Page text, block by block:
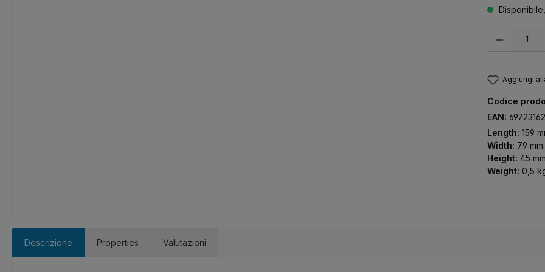
Quantità del
Aggiungi
Codice
EAN:
Length: 159
Width: 79 mm
Height: 45
Weight: 0,5
Descrizione Properties Valutazioni